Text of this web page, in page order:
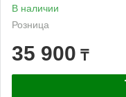
В наличии
Розница
35 900 ₸